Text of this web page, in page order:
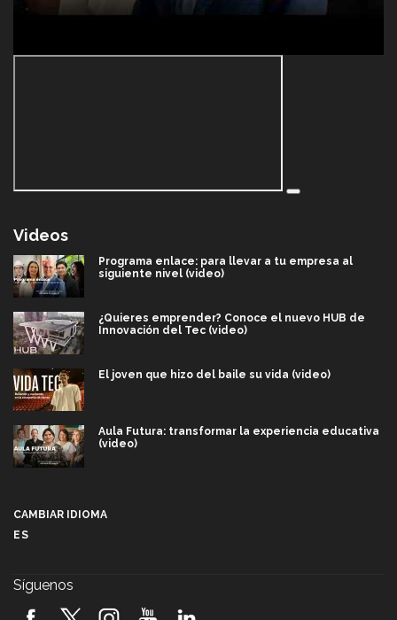
Videos
Programa enlace: para llevar a tu empresa al
siguiente nivel (video)
¿Quieres emprender? Conoce el nuevo HUB de
Innovación del Tec (video)
El joven que hizo del baile su vida (video)
Aula Futura: transformar la experiencia educativa
(video)
2026! (video)
CAMBIAR IDIOMA
ES
Síguenos